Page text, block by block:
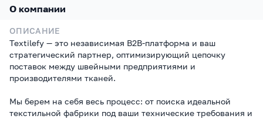
О компании
ОПИСАНИЕ
Textilefy — это независимая B2B-платформа и ваш
стратегический партнер, оптимизирующий цепочку
поставок между швейными предприятиями и
производителями тканей.
Мы берем на себя весь процесс: от поиска идеальной
текстильной фабрики под ваши технические требования и